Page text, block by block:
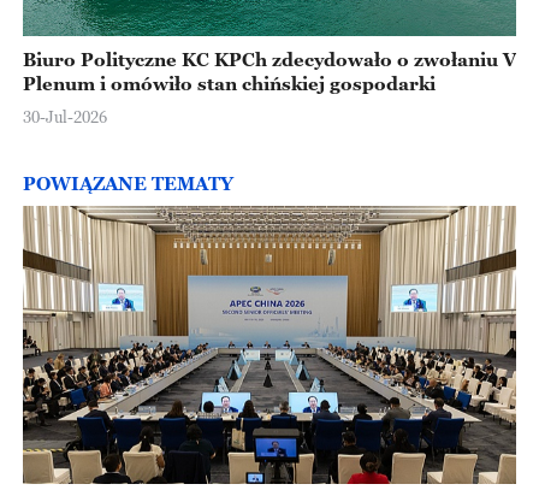
Biuro Polityczne KC KPCh zdecydowało o zwołaniu V
Plenum i omówiło stan chińskiej gospodarki
30-Jul-2026
POWIĄZANE TEMATY